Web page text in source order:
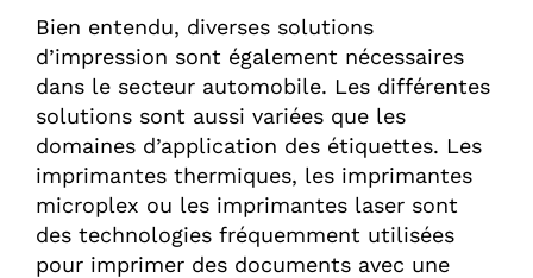
Bien entendu, diverses solutions
d’impression sont également nécessaires
dans le secteur automobile. Les différentes
solutions sont aussi variées que les
domaines d’application des étiquettes. Les
imprimantes thermiques, les imprimantes
microplex ou les imprimantes laser sont
des technologies fréquemment utilisées
pour imprimer des documents avec une